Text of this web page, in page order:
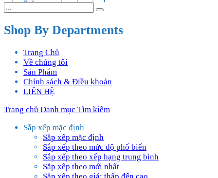
Shop By Departments
Trang Chủ
Về chúng tôi
Sản Phẩm
Chính sách & Điều khoản
LIÊN HỆ
Trang chủ Danh mục Tìm kiếm
Sắp xếp mặc định
Sắp xếp mặc định
Sắp xếp theo mức độ phổ biến
Sắp xếp theo xếp hạng trung bình
Sắp xếp theo mới nhất